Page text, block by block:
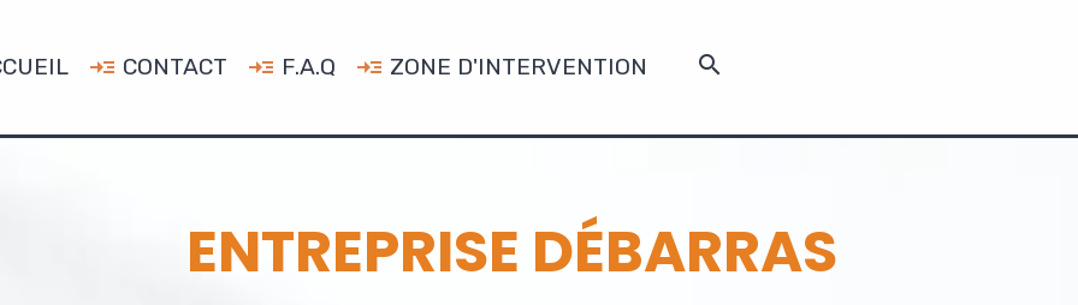
CONTACT F.A.Q ZONE D'INTERVENTION
ENTREPRISE DÉBARRAS